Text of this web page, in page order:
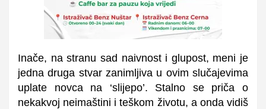
Inače, na stranu sad naivnost i glupost, meni je
jedna druga stvar zanimljiva u ovim slučajevima
uplate novca na ‘slijepo’. Stalno se priča o
nekakvoj neimaštini i teškom životu, a onda vidiš